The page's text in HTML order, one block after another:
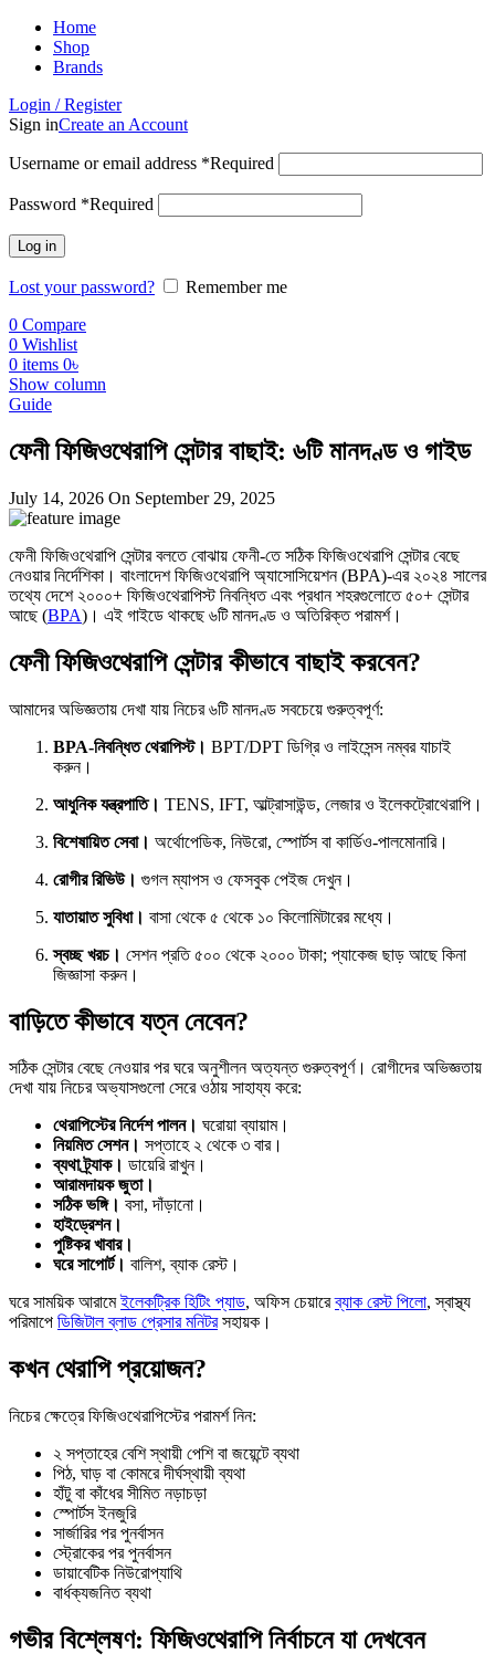
Home
Shop
Brands
Login / Register
Sign inCreate an Account
Username or email address *Required
Password *Required
Log in
Lost your password?
Remember me
0 Compare
0 Wishlist
0 items 0৳
Show column
Guide
ফেনী ফিজিওথেরাপি সেন্টার বাছাই: ৬টি মানদণ্ড ও গাইড
July 14, 2026 On September 29, 2025
ফেনী ফিজিওথেরাপি সেন্টার বলতে বোঝায় ফেনী-তে সঠিক ফিজিওথেরাপি সেন্টার বেছে
নেওয়ার নির্দেশিকা। বাংলাদেশ ফিজিওথেরাপি অ্যাসোসিয়েশন (BPA)-এর ২০২৪ সালের
তথ্যে দেশে ২০০০+ ফিজিওথেরাপিস্ট নিবন্ধিত এবং প্রধান শহরগুলোতে ৫০+ সেন্টার
আছে (BPA)। এই গাইডে থাকছে ৬টি মানদণ্ড ও অতিরিক্ত পরামর্শ।
ফেনী ফিজিওথেরাপি সেন্টার কীভাবে বাছাই করবেন?
আমাদের অভিজ্ঞতায় দেখা যায় নিচের ৬টি মানদণ্ড সবচেয়ে গুরুত্বপূর্ণ:
BPA-নিবন্ধিত থেরাপিস্ট। BPT/DPT ডিগ্রি ও লাইসেন্স নম্বর যাচাই
করুন।
আধুনিক যন্ত্রপাতি। TENS, IFT, আল্ট্রাসাউন্ড, লেজার ও ইলেকট্রোথেরাপি।
বিশেষায়িত সেবা। অর্থোপেডিক, নিউরো, স্পোর্টস বা কার্ডিও-পালমোনারি।
রোগীর রিভিউ। গুগল ম্যাপস ও ফেসবুক পেইজ দেখুন।
যাতায়াত সুবিধা। বাসা থেকে ৫ থেকে ১০ কিলোমিটারের মধ্যে।
স্বচ্ছ খরচ। সেশন প্রতি ৫০০ থেকে ২০০০ টাকা; প্যাকেজ ছাড় আছে কিনা
জিজ্ঞাসা করুন।
বাড়িতে কীভাবে যত্ন নেবেন?
সঠিক সেন্টার বেছে নেওয়ার পর ঘরে অনুশীলন অত্যন্ত গুরুত্বপূর্ণ। রোগীদের অভিজ্ঞতায়
দেখা যায় নিচের অভ্যাসগুলো সেরে ওঠায় সাহায্য করে:
থেরাপিস্টের নির্দেশ পালন। ঘরোয়া ব্যায়াম।
নিয়মিত সেশন। সপ্তাহে ২ থেকে ৩ বার।
ব্যথা ট্র্যাক। ডায়েরি রাখুন।
আরামদায়ক জুতা।
সঠিক ভঙ্গি। বসা, দাঁড়ানো।
হাইড্রেশন।
পুষ্টিকর খাবার।
ঘরে সাপোর্ট। বালিশ, ব্যাক রেস্ট।
ঘরে সাময়িক আরামেইলেকট্রিক হিটিং প্যাড, অফিস চেয়ারেব্যাক রেস্ট পিলো, স্বাস্থ্য
পরিমাপে ডিজিটাল ব্লাড প্রেসার মনিটরসহায়ক।
কখন থেরাপি প্রয়োজন?
নিচের ক্ষেত্রে ফিজিওথেরাপিস্টের পরামর্শ নিন:
২ সপ্তাহের বেশি স্থায়ী পেশি বা জয়েন্টে ব্যথা
পিঠ, ঘাড় বা কোমরে দীর্ঘস্থায়ী ব্যথা
হাঁটু বা কাঁধের সীমিত নড়াচড়া
স্পোর্টস ইনজুরি
সার্জারির পর পুনর্বাসন
স্ট্রোকের পর পুনর্বাসন
ডায়াবেটিক নিউরোপ্যাথি
বার্ধক্যজনিত ব্যথা
গভীর বিশ্লেষণ: ফিজিওথেরাপি নির্বাচনে যা দেখবেন